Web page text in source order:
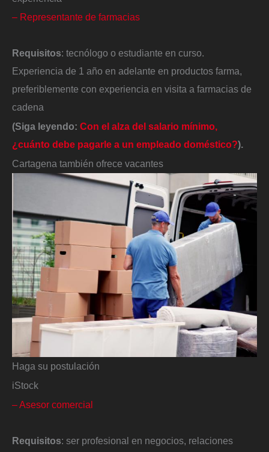
– Representante de farmacias
Requisitos: tecnólogo o estudiante en curso.
Experiencia de 1 año en adelante en productos farma,
preferiblemente con experiencia en visita a farmacias de
cadena
(Siga leyendo: Con el alza del salario mínimo,
¿cuánto debe pagarle a un empleado doméstico?).
Cartagena también ofrece vacantes
Haga su postulación
iStock
– Asesor comercial
Requisitos: ser profesional en negocios, relaciones